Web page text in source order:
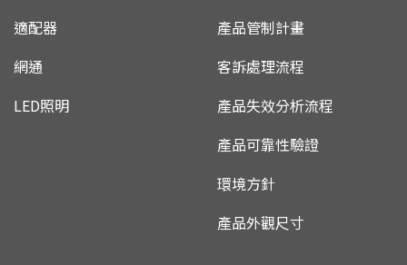
適配器
網通
LED照明
產品管制計畫
客訴處理流程
產品失效分析流程
產品可靠性驗證
環境方針
產品外觀尺寸